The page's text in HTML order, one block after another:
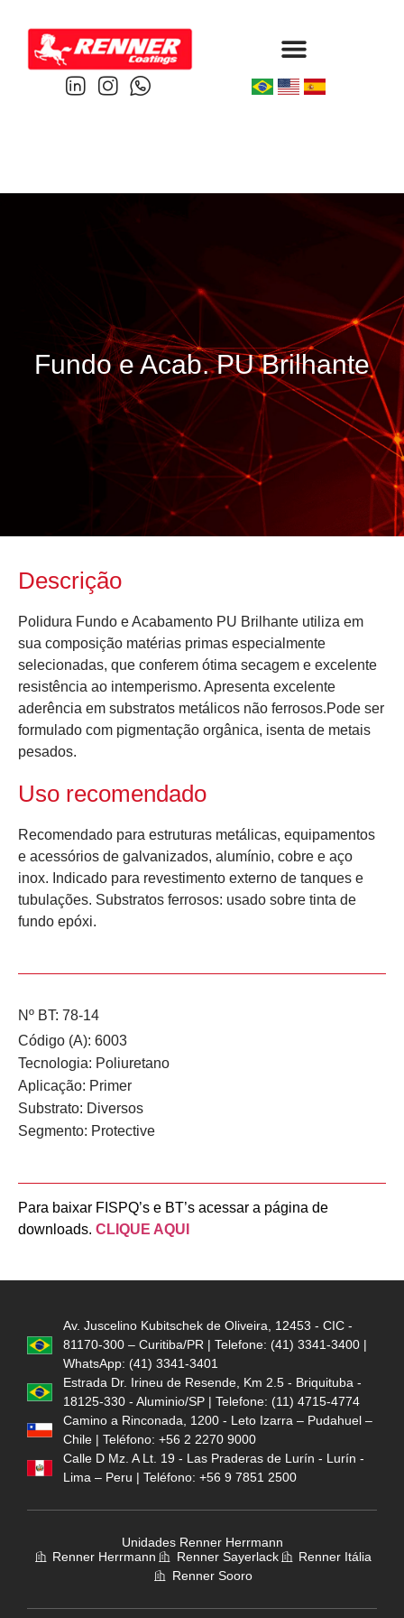
Fundo e Acab. PU Brilhante
Descrição
Polidura Fundo e Acabamento PU Brilhante utiliza em
sua composição matérias primas especialmente
selecionadas, que conferem ótima secagem e excelente
resistência ao intemperismo. Apresenta excelente
aderência em substratos metálicos não ferrosos.Pode ser
formulado com pigmentação orgânica, isenta de metais
pesados.
Uso recomendado
Recomendado para estruturas metálicas, equipamentos
e acessórios de galvanizados, alumínio, cobre e aço
inox. Indicado para revestimento externo de tanques e
tubulações. Substratos ferrosos: usado sobre tinta de
fundo epóxi.
Nº BT: 78-14
Código (A): 6003
Tecnologia: Poliuretano
Aplicação: Primer
Substrato: Diversos
Segmento: Protective
Para baixar FISPQ’s e BT’s acessar a página de
downloads. CLIQUE AQUI
Av. Juscelino Kubitschek de Oliveira, 12453 - CIC -
81170-300 – Curitiba/PR | Telefone: (41) 3341-3400 |
WhatsApp: (41) 3341-3401
Estrada Dr. Irineu de Resende, Km 2.5 - Briquituba -
18125-330 - Aluminio/SP | Telefone: (11) 4715-4774
Camino a Rinconada, 1200 - Leto Izarra – Pudahuel –
Chile | Teléfono: +56 2 2270 9000
Calle D Mz. A Lt. 19 - Las Praderas de Lurín - Lurín -
Lima – Peru | Teléfono: +56 9 7851 2500
Unidades Renner Herrmann
Renner Herrmann
Renner Sayerlack
Renner Itália
Renner Sooro